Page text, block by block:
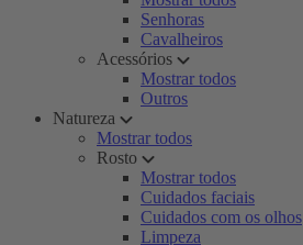
Senhoras
Cavalheiros
Acessórios
Mostrar todos
Outros
Natureza
Mostrar todos
Rosto
Mostrar todos
Cuidados faciais
Cuidados com os olhos
Limpeza